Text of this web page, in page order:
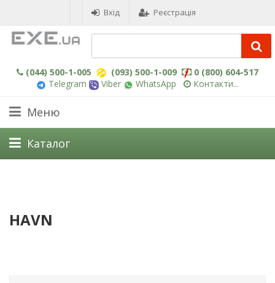
Вхід Реєстрація
(044) 500-1-005 (093) 500-1-009
0 (800) 604-517
Telegram
Viber WhatsApp Контакти...
Меню
Каталог
HAVN